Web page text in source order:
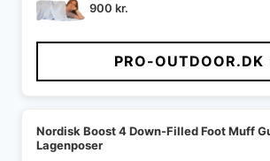
900 kr.
PRO-OUTDOOR.DK
Nordisk Boost 4 Down-Filled Foot Muff
Lagenposer